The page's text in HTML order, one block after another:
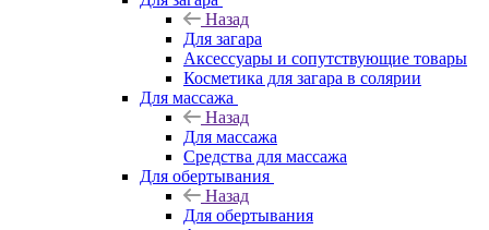
Назад
Для загара
Аксессуары и сопутствующие товары
Косметика для загара в солярии
Для массажа
Назад
Для массажа
Средства для массажа
Для обертывания
Назад
Для обертывания